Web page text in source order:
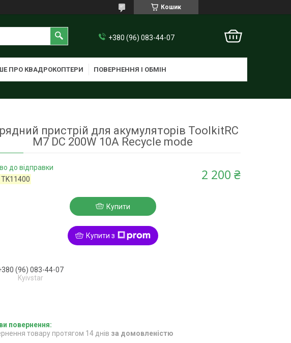
Кошик
+380 (96) 083-44-07
ПРО КВАДРОКОПТЕРИ ПОВЕРНЕННЯ І ОБМІН
пристрій для акумуляторів ToolkitRC
M7 DC 200W 10A Recycle mode
до відправки
TK11400 2 200 ₴
Купити
Купити з
(96) 083-44-07
Kyivstar
товару протягом 14 днів за домовленістю